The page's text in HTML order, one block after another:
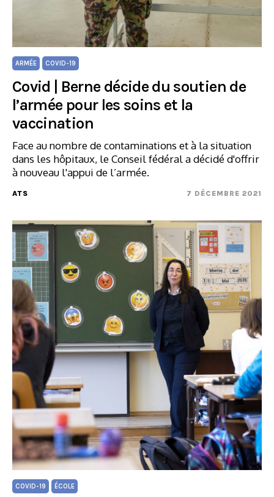
ARMÉE COVID-19
Covid | Berne décide du soutien de
l’armée pour les soins et la
vaccination
Face au nombre de contaminations et à la situation
dans les hôpitaux, le Conseil fédéral a décidé d'offrir
à nouveau l'appui de l’armée.
ATS 7 DÉCEMBRE 2021
COVID-19 ÉCOLE